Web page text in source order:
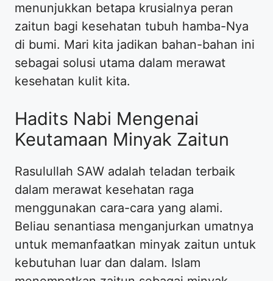
menunjukkan betapa krusialnya peran
zaitun bagi kesehatan tubuh hamba-Nya
di bumi. Mari kita jadikan bahan-bahan ini
sebagai solusi utama dalam merawat
kesehatan kulit kita.
Hadits Nabi Mengenai
Keutamaan Minyak Zaitun
Rasulullah SAW adalah teladan terbaik
dalam merawat kesehatan raga
menggunakan cara-cara yang alami.
Beliau senantiasa menganjurkan umatnya
untuk memanfaatkan minyak zaitun untuk
kebutuhan luar dan dalam. Islam